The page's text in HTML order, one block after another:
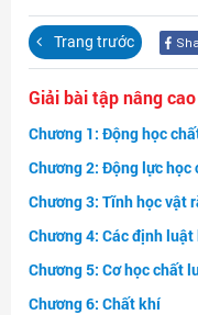
Liên hệ
Đăng nhập
Trang trước
Giải bài tập nâng
Chương 1: Động học
Chương 2: Động lực học
Chương 3: Tĩnh học vật
Chương 4: Các định
Chương 5: Cơ học chất
Chương 6: Chất khí